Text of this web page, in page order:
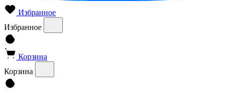
Избранное
Избранное
Корзина
Корзина